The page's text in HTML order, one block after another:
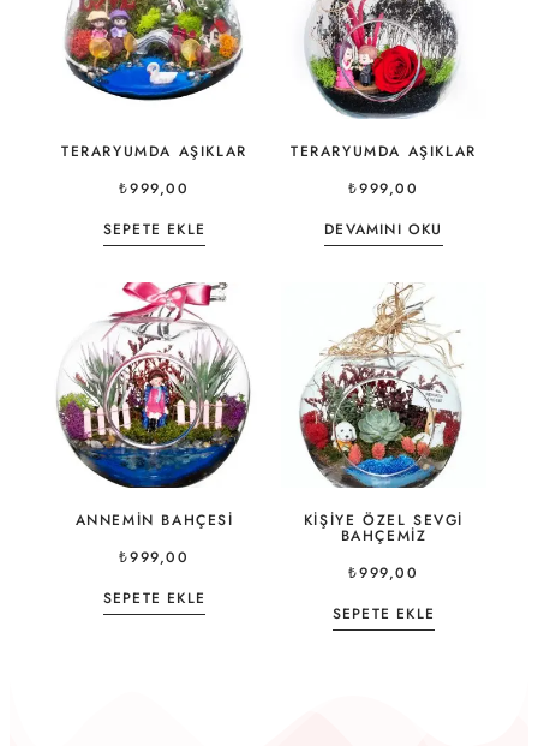
TERARYUMDA AŞIKLAR
₺999,00
SEPETE EKLE
TERARYUMDA AŞIKLAR
₺999,00
DEVAMINI OKU
ANNEMIN BAHÇESI
₺999,00
SEPETE EKLE
KIŞIYE ÖZEL SEVGI
BAHÇEMIZ
₺999,00
SEPETE EKLE